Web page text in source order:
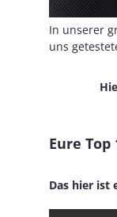
In unserer
uns
Eure Top
Das hier ist